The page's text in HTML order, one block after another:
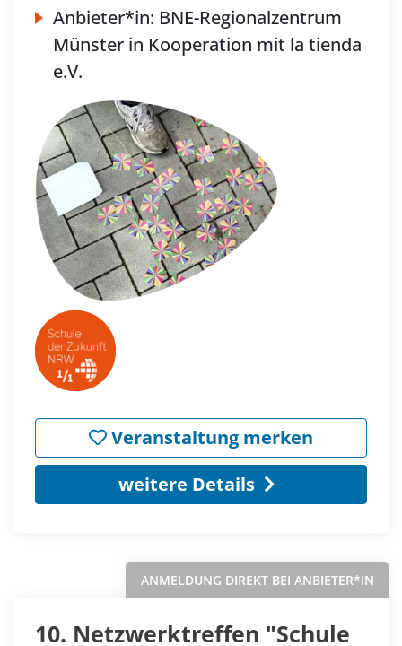
Anbieter*in: BNE-Regionalzentrum
Münster in Kooperation mit la tienda
e.V.
Veranstaltung merken
weitere Details
ANMELDUNG DIREKT BEI ANBIETER*IN
10. Netzwerktreffen "Schule